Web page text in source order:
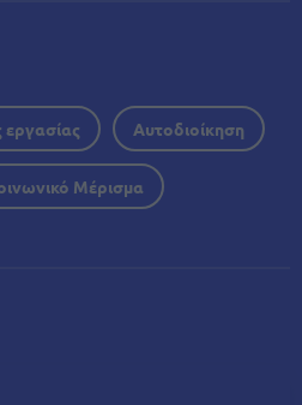
εργασίας Αυτοδιοίκηση
Μέρισμα